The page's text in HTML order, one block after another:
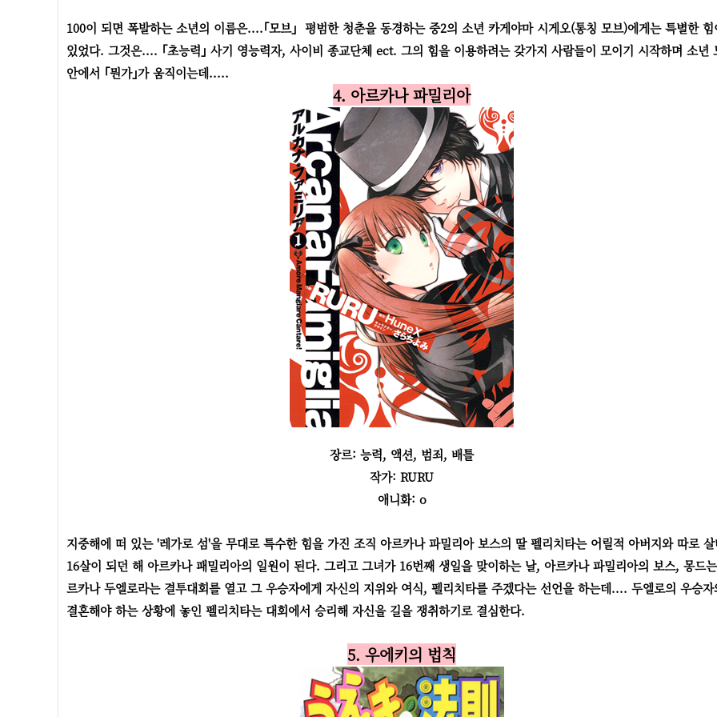
100이 되면 폭발하는 소년의 이름은....｢모브｣ 평범한 청춘을 동경하는 중2의 소년 카게야마 시게오(통칭 모브)에게는 특별한 힘
있었다. 그것은.... ｢초능력｣ 사기 영능력자, 사이비 종교단체 ect. 그의 힘을 이용하려는 갖가지 사람들이 모이기 시작하며 소년
안에서 ｢뭔가｣가 움직이는데.....
4. 아르카나 파밀리아
장르: 능력, 액션, 범죄, 배틀
작가: RURU
애니화: o
지중해에 떠 있는 '레가로 섬'을 무대로 특수한 힘을 가진 조직 아르카나 파밀리아 보스의 딸 펠리치타는 어릴적 아버지와 따로
16살이 되던 해 아르카나 패밀리아의 일원이 된다. 그리고 그녀가 16번째 생일을 맞이하는 날, 아르카나 파밀리아의 보스, 몽드
르카나 두엘로라는 결투대회를 열고 그 우승자에게 자신의 지위와 여식, 펠리치타를 주겠다는 선언을 하는데.... 두엘로의 우승자
결혼해야 하는 상황에 놓인 펠리치타는 대회에서 승리해 자신을 길을 쟁취하기로 결심한다.
5. 우에키의 법칙